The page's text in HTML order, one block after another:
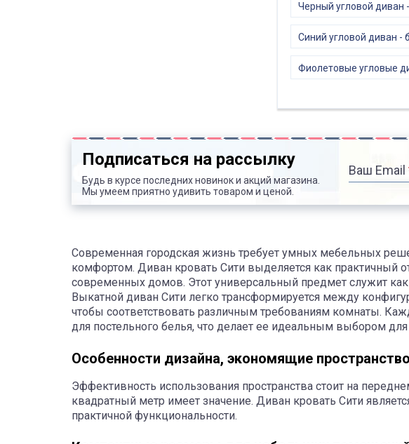
Черный угловой диван
Синий угловой диван -
Фиолетовые угловые
Подписаться на рассылку
Будь в курсе последних новинок и акций магазина.
Мы умеем приятно удивить товаром и ценой.
Ваш Email
Современная городская жизнь требует умных мебельных
комфортом. Диван кровать Сити выделяется как практичный
современных домов. Этот универсальный предмет служит
Выкатной диван Сити легко трансформируется между
чтобы соответствовать различным требованиям комнаты.
для постельного белья, что делает ее идеальным выбором
Особенности дизайна, экономящие пространство
Эффективность использования пространства стоит на
квадратный метр имеет значение. Диван кровать Сити
практичной функциональности.